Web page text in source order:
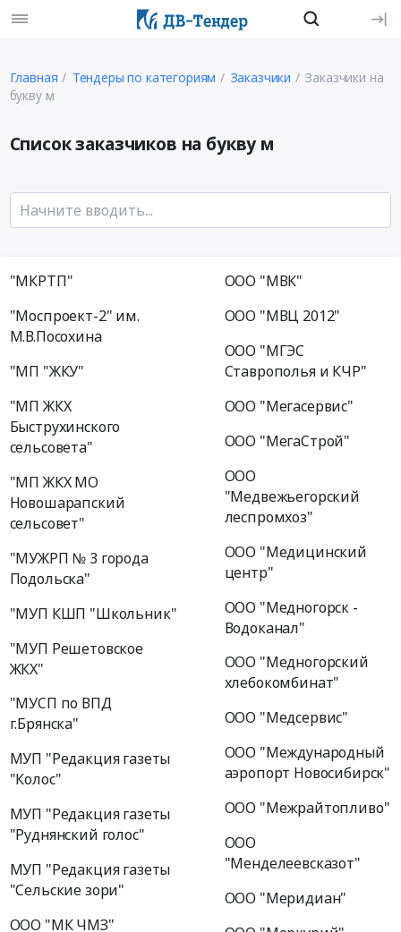
Главная Тендеры по категориям Заказчики
Заказчики на
букву м
Список заказчиков на букву м
"МКРТП"
"Моспроект-2" им.
М.В.Посохина
"МП "ЖКУ"
"МП ЖКХ
Быструхинского
сельсовета"
"МП ЖКХ МО
Новошарапский
сельсовет"
"МУЖРП № 3 города
Подольска"
"МУП КШП "Школьник"
"МУП Решетовское
ЖКХ"
"МУСП по ВПД
г.Брянска"
МУП "Редакция газеты
"Колос"
МУП "Редакция газеты
"Руднянский голос"
МУП "Редакция газеты
"Сельские зори"
ООО "МК ЧМЗ"
ООО "МВК"
ООО "МВЦ 2012"
ООО "МГЭС
Ставрополья и КЧР"
ООО "Мегасервис"
ООО "МегаСтрой"
ООО
"Медвежьегорский
леспромхоз"
ООО "Медицинский
центр"
ООО "Медногорск -
Водоканал"
ООО "Медногорский
хлебокомбинат"
ООО "Медсервис"
ООО "Международный
аэропорт Новосибирск"
ООО "Межрайтопливо"
ООО
"Менделеевсказот"
ООО "Меридиан"